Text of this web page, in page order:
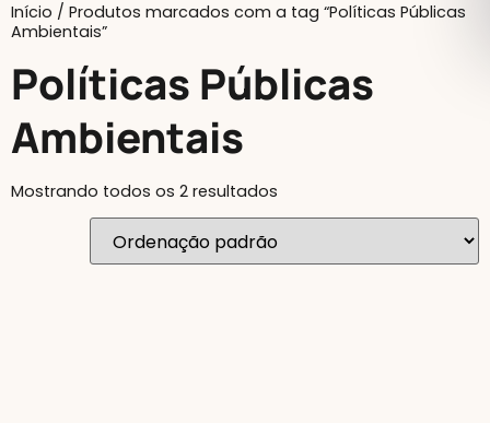
Início / Produtos marcados com a tag “Políticas Públicas
Ambientais”
Políticas Públicas
Ambientais
Mostrando todos os 2 resultados